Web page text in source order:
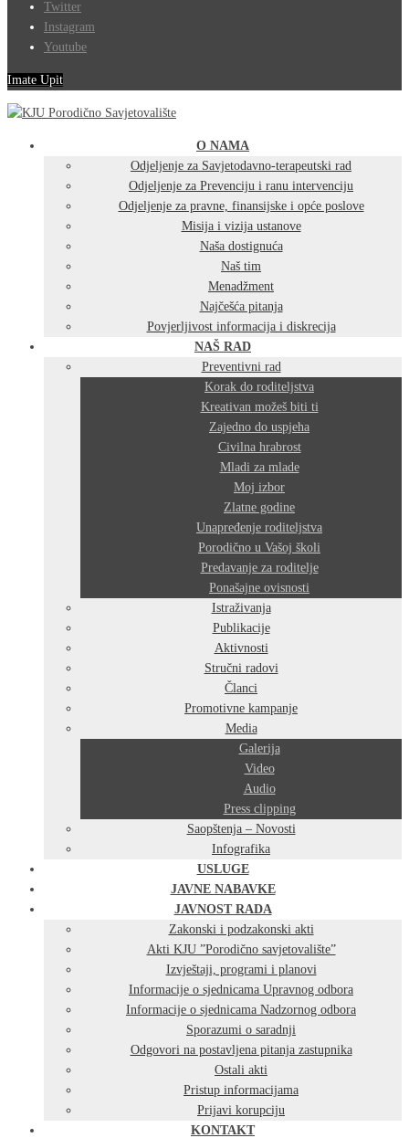
Twitter
Instagram
Youtube
Imate Upit
O NAMA
Odjeljenje za Savjetodavno-terapeutski rad
Odjeljenje za Prevenciju i ranu intervenciju
Odjeljenje za pravne, finansijske i opće poslove
Misija i vizija ustanove
Naša dostignuća
Naš tim
Menadžment
Najčešća pitanja
Povjerljivost informacija i diskrecija
NAŠ RAD
Preventivni rad
Korak do roditeljstva
Kreativan možeš biti ti
Zajedno do uspjeha
Civilna hrabrost
Mladi za mlade
Moj izbor
Zlatne godine
Unapređenje roditeljstva
Porodično u Vašoj školi
Predavanje za roditelje
Ponašajne ovisnosti
Istraživanja
Publikacije
Aktivnosti
Stručni radovi
Članci
Promotivne kampanje
Media
Galerija
Video
Audio
Press clipping
Saopštenja – Novosti
Infografika
USLUGE
JAVNE NABAVKE
JAVNOST RADA
Zakonski i podzakonski akti
Akti KJU ”Porodično savjetovalište”
Izvještaji, programi i planovi
Informacije o sjednicama Upravnog odbora
Informacije o sjednicama Nadzornog odbora
Sporazumi o saradnji
Odgovori na postavljena pitanja zastupnika
Ostali akti
Pristup informacijama
Prijavi korupciju
KONTAKT